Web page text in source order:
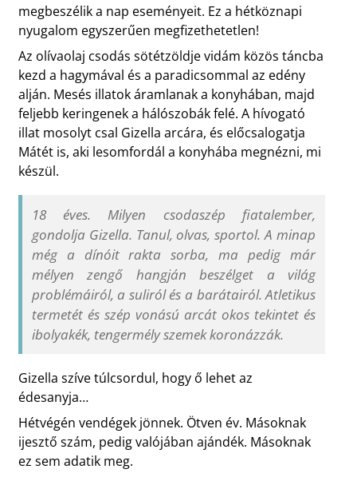
megbeszélik a nap eseményeit. Ez a hétköznapi
nyugalom egyszerűen megfizethetetlen!
Az olívaolaj csodás sötétzöldje vidám közös táncba
kezd a hagymával és a paradicsommal az edény
alján. Mesés illatok áramlanak a konyhában, majd
feljebb keringenek a hálószobák felé. A hívogató
illat mosolyt csal Gizella arcára, és előcsalogatja
Mátét is, aki lesomfordál a konyhába megnézni, mi
készül.
18 éves. Milyen csodaszép fiatalember,
gondolja Gizella. Tanul, olvas, sportol. A minap
még a dínóit rakta sorba, ma pedig már
mélyen zengő hangján beszélget a világ
problémáiról, a suliról és a barátairól. Atletikus
termetét és szép vonású arcát okos tekintet és
ibolyakék, tengermély szemek koronázzák.
Gizella szíve túlcsordul, hogy ő lehet az
édesanyja…
Hétvégén vendégek jönnek. Ötven év. Másoknak
ijesztő szám, pedig valójában ajándék. Másoknak
ez sem adatik meg.